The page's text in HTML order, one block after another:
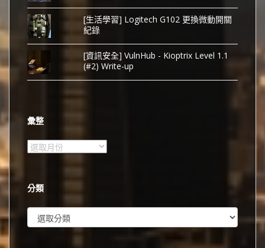
[生活學習] Logitech G102 更換微動開關
紀錄
[資訊安全] VulnHub - Kioptrix Level 1.1
(#2) Write-up
彙整
彙
分類
類